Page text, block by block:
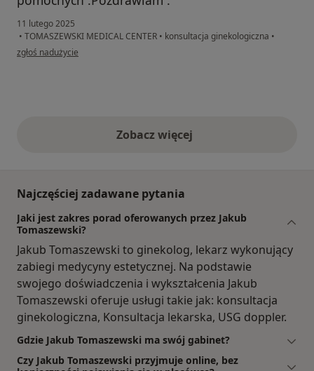
11 lutego 2025
• TOMASZEWSKI MEDICAL CENTER • konsultacja ginekologiczna •
w opinii użytkownika Joanna
zgłoś nadużycie
Zobacz więcejopinie powyżej
Najczęściej zadawane pytania
Jaki jest zakres porad oferowanych przez Jakub
Tomaszewski?
Jakub Tomaszewski to ginekolog, lekarz wykonujący
zabiegi medycyny estetycznej. Na podstawie
swojego doświadczenia i wykształcenia Jakub
Tomaszewski oferuje usługi takie jak: konsultacja
ginekologiczna, Konsultacja lekarska, USG doppler.
Gdzie Jakub Tomaszewski ma swój gabinet?
Czy Jakub Tomaszewski przyjmuje online, bez